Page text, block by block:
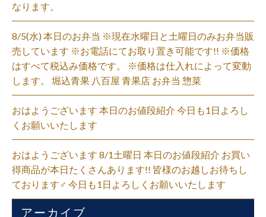
なります。
8/5(水) 本日のお弁当 ※現在水曜日と土曜日のみお弁当販
売しています ※お電話にてお取り置き可能です!! ※価格
はすべて税込み価格です。 ※価格は仕入れによって変動
します。 堀込青果 八百屋 青果店 お弁当 惣菜
おはようございます 本日のお値段紹介 今日も1日よろし
くお願いいたします
おはようございます 8/1土曜日 本日のお値段紹介 お買い
得商品が本日たくさんあります!! 皆様のお越しお待ちし
ております‍♂️ 今日も1日よろしくお願いいたします
アーカイブ